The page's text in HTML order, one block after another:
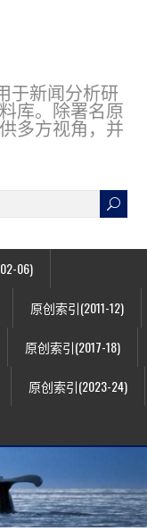
用于新闻分析研
库。除署名原
多方视角，并
06)
原创索引(2011-12)
原创索引(2017-18)
原创索引(2023-24)